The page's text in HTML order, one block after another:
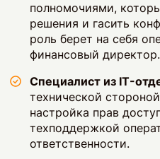
полномочиями,
решения и гасить
роль берет на себя
финансовый директор.
Специалист из IT-
технической
настройка прав
техподдержкой
ответственности.